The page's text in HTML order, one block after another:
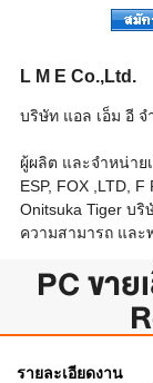
L M E Co.,Ltd.
บริษัท แอล เอ็ม อี จ
ผู้ผลิต และจำหน่าย
ESP, FOX ,LTD,
Onitsuka Tiger บ
ความสามารถ และ
PC ขาย
รายละเอียดงาน